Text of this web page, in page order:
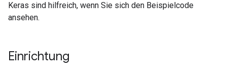
Keras sind hilfreich, wenn Sie sich den Beispielcode
ansehen.
Einrichtung